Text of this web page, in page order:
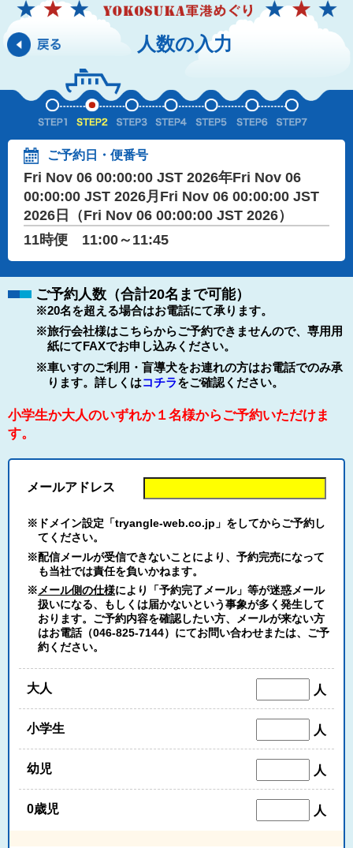
人数の入力
ご予約日・便番号
Fri Nov 06 00:00:00 JST 2026年Fri Nov 06
00:00:00 JST 2026月Fri Nov 06 00:00:00 JST
2026日（Fri Nov 06 00:00:00 JST 2026）
11時便 11:00～11:45
ご予約人数（合計20名まで可能）
※20名を超える場合はお電話にて承ります。
※旅行会社様はこちらからご予約できませんので、専用用
紙にてFAXでお申し込みください。
※車いすのご利用・盲導犬をお連れの方はお電話でのみ承
ります。詳しくはコチラをご確認ください。
小学生か大人のいずれか１名様からご予約いただけま
す。
メールアドレス
※ドメイン設定「tryangle-web.co.jp」をしてからご予約し
てください。
※配信メールが受信できないことにより、予約完売になって
も当社では責任を負いかねます。
※メール側の仕様により「予約完了メール」等が迷惑メール
扱いになる、もしくは届かないという事象が多く発生して
おります。ご予約内容を確認したい方、メールが来ない方
はお電話（046-825-7144）にてお問い合わせまたは、ご予
約ください。
大人 人
小学生 人
幼児 人
0歳児 人